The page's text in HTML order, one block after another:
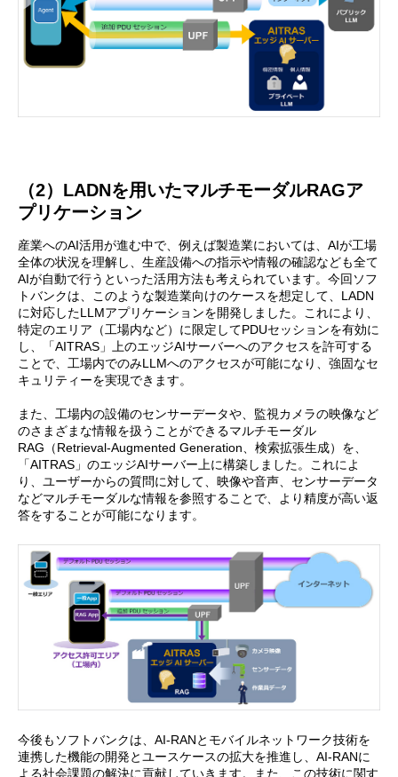
（2）LADNを用いたマルチモーダルRAGア
プリケーション
産業へのAI活用が進む中で、例えば製造業においては、AIが工場
全体の状況を理解し、生産設備への指示や情報の確認なども全て
AIが自動で行うといった活用方法も考えられています。今回ソフ
トバンクは、このような製造業向けのケースを想定して、LADN
に対応したLLMアプリケーションを開発しました。これにより、
特定のエリア（工場内など）に限定してPDUセッションを有効に
し、「AITRAS」上のエッジAIサーバーへのアクセスを許可する
ことで、工場内でのみLLMへのアクセスが可能になり、強固なセ
キュリティーを実現できます。
また、工場内の設備のセンサーデータや、監視カメラの映像など
のさまざまな情報を扱うことができるマルチモーダル
RAG（Retrieval-Augmented Generation、検索拡張生成）を、
「AITRAS」のエッジAIサーバー上に構築しました。これによ
り、ユーザーからの質問に対して、映像や音声、センサーデータ
などマルチモーダルな情報を参照することで、より精度が高い返
答をすることが可能になります。
今後もソフトバンクは、AI-RANとモバイルネットワーク技術を
連携した機能の開発とユースケースの拡大を推進し、AI-RANに
よる社会課題の解決に貢献していきます。また、この技術に関す